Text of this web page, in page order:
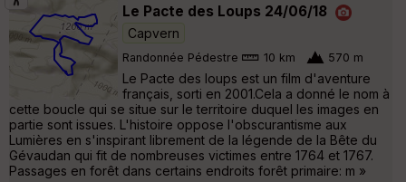
Le Pacte des Loups 24/06/18
Capvern
Randonnée Pédestre 10 km 570 m
Le Pacte des loups est un film d'aventure
français, sorti en 2001.Cela a donné le nom à
cette boucle qui se situe sur le territoire duquel les images en
partie sont issues. L'histoire oppose l'obscurantisme aux
Lumières en s'inspirant librement de la légende de la Bête du
Gévaudan qui fit de nombreuses victimes entre 1764 et 1767.
Passages en forêt dans certains endroits forêt primaire: m »